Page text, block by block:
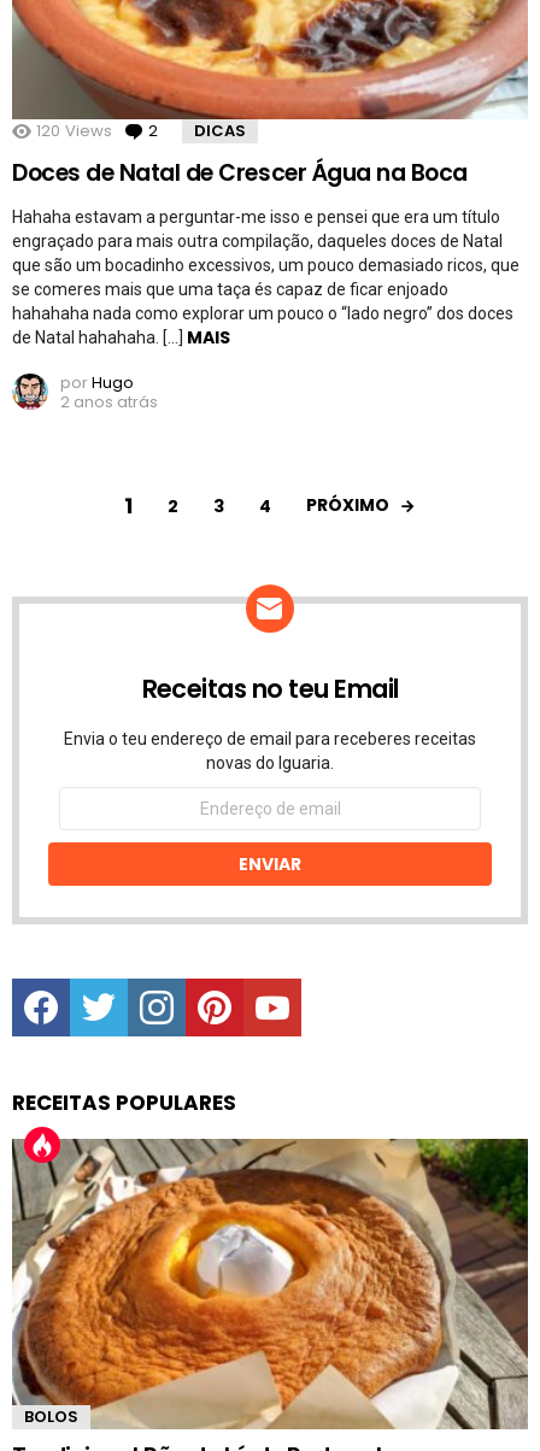
120 Views 2 Comentários
DICAS
Doces de Natal de Crescer Água na Boca
Hahaha estavam a perguntar-me isso e pensei que era um título
engraçado para mais outra compilação, daqueles doces de Natal
que são um bocadinho excessivos, um pouco demasiado ricos, que
se comeres mais que uma taça és capaz de ficar enjoado
hahahaha nada como explorar um pouco o “lado negro” dos doces
de Natal hahahaha. […] MAIS
porHugo
2 anos atrás
1 2 3 4 PRÓXIMO
Receitas no teu Email
Envia o teu endereço de email para receberes receitas
novas do Iguaria.
Endereço
email
ENVIAR
facebooktwitter instagrampinterestyoutube
RECEITAS POPULARES
BOLOS